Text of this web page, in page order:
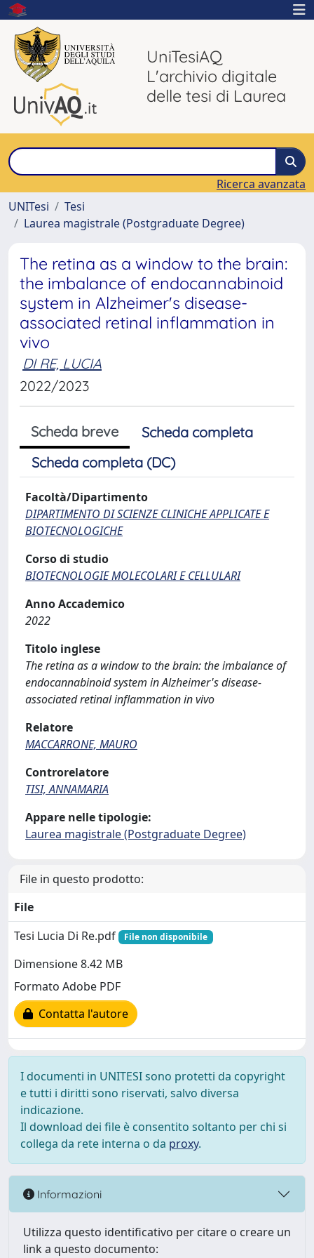
UniTesiAQ
L'archivio digitale
delle tesi di Laurea
Ricerca avanzata
UNITesi
Tesi
Laurea magistrale (Postgraduate Degree)
The retina as a window to the brain:
the imbalance of endocannabinoid
system in Alzheimer's disease-
associated retinal inflammation in
vivo
DI RE, LUCIA
2022/2023
Scheda breve
Scheda completa
Scheda completa (DC)
Facoltà/Dipartimento
DIPARTIMENTO DI SCIENZE CLINICHE APPLICATE E
BIOTECNOLOGICHE
Corso di studio
BIOTECNOLOGIE MOLECOLARI E CELLULARI
Anno Accademico
2022
Titolo inglese
The retina as a window to the brain: the imbalance of
endocannabinoid system in Alzheimer's disease-
associated retinal inflammation in vivo
Relatore
MACCARRONE, MAURO
Controrelatore
TISI, ANNAMARIA
Appare nelle tipologie:
Laurea magistrale (Postgraduate Degree)
File in questo prodotto:
File
Tesi Lucia Di Re.pdf
File non disponibile
Dimensione 8.42 MB
Formato Adobe PDF
Contatta l'autore
I documenti in UNITESI sono protetti da copyright
e tutti i diritti sono riservati, salvo diversa
indicazione.
Il download dei file è consentito soltanto per chi si
collega da rete interna o da proxy.
Informazioni
Utilizza questo identificativo per citare o creare un
link a questo documento: